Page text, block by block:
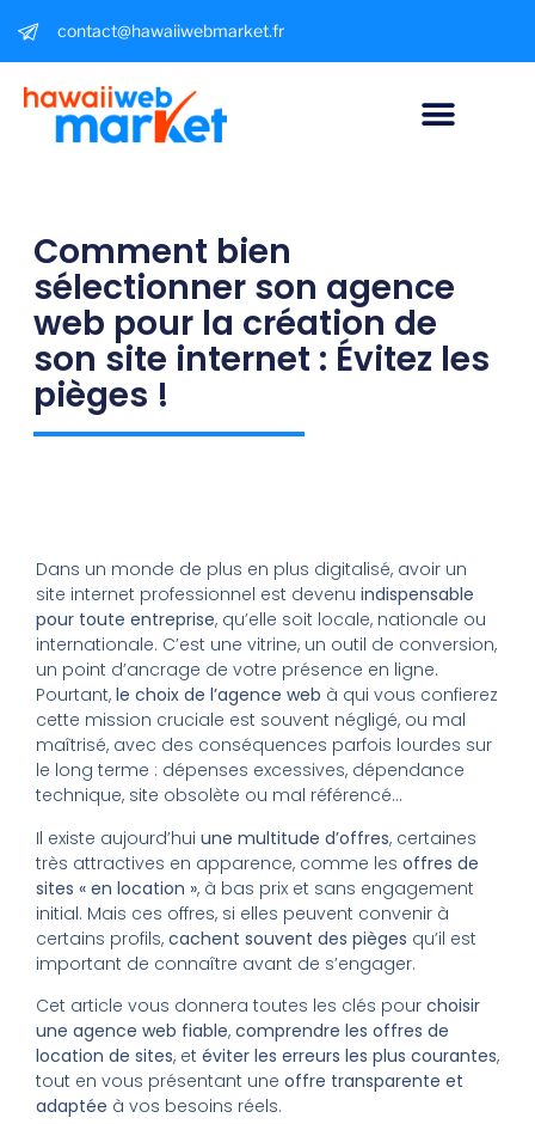
contact@hawaiiwebmarket.fr
Comment bien
sélectionner son agence
web pour la création de
son site internet : Évitez les
pièges !
Dans un monde de plus en plus digitalisé, avoir un
site internet professionnel est devenu indispensable
pour toute entreprise, qu’elle soit locale, nationale ou
internationale. C’est une vitrine, un outil de conversion,
un point d’ancrage de votre présence en ligne.
Pourtant, le choix de l’agence web à qui vous confierez
cette mission cruciale est souvent négligé, ou mal
maîtrisé, avec des conséquences parfois lourdes sur
le long terme : dépenses excessives, dépendance
technique, site obsolète ou mal référencé…
Il existe aujourd’hui une multitude d’offres, certaines
très attractives en apparence, comme les offres de
sites « en location », à bas prix et sans engagement
initial. Mais ces offres, si elles peuvent convenir à
certains profils, cachent souvent des pièges qu’il est
important de connaître avant de s’engager.
Cet article vous donnera toutes les clés pour choisir
une agence web fiable, comprendre les offres de
location de sites, et éviter les erreurs les plus courantes,
tout en vous présentant une offre transparente et
adaptée à vos besoins réels.